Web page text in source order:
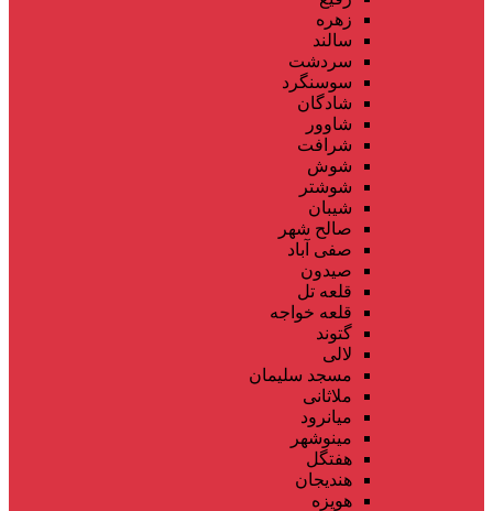
زهره
سالند
سردشت
سوسنگرد
شادگان
شاوور
شرافت
شوش
شوشتر
شیبان
صالح شهر
صفی آباد
صیدون
قلعه تل
قلعه خواجه
گتوند
لالی
مسجد سلیمان
ملاثانی
میانرود
مینوشهر
هفتگل
هندیجان
هویزه